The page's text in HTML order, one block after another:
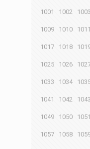
1001 1002 1003
1009 1010 1011
1017 1018
1025 1026
1033 1034
1041 1042 1043
1049 1050 1051
1057 1058